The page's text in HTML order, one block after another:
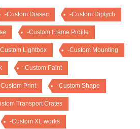
-Custom Diasec -Custom Diptych
-Custom Frame Profile
Lightbox -Custom Mounting
-Custom Paint
Print -Custom Shape
Transport Crates
-Custom XL works